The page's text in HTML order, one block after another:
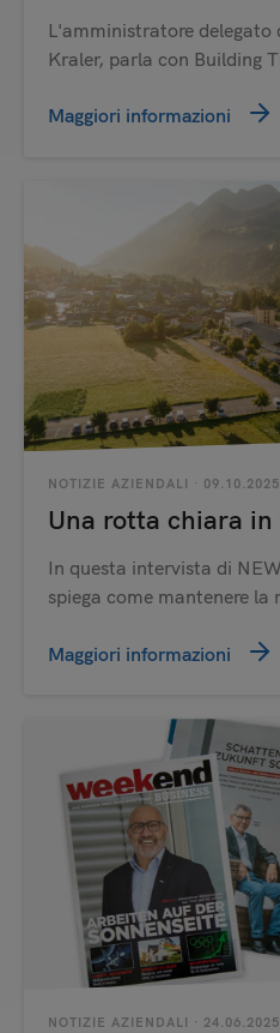
L'amministratore delegato
Kraler, parla con Building
Maggiori informazioni
NOTIZIE AZIENDALI · 09.10.2025
Una rotta chiara
In questa intervista di
spiega come mantenere
Maggiori informazioni
NOTIZIE AZIENDALI · 24.06.2025